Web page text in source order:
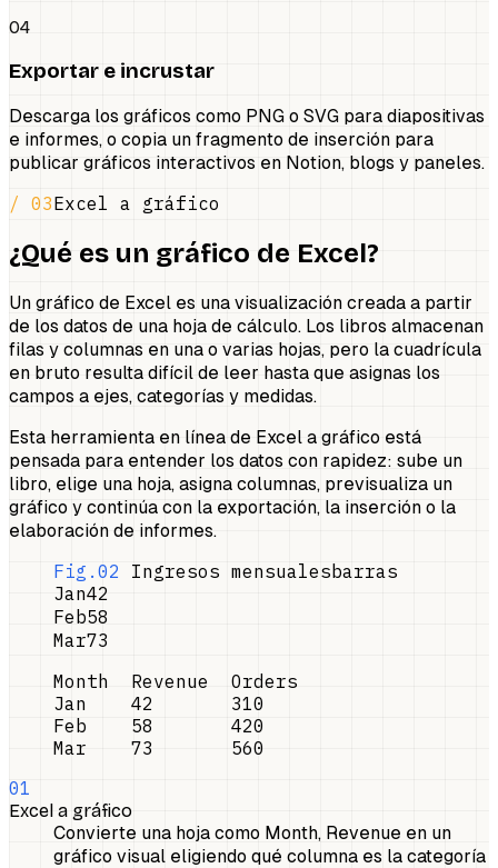
04
Exportar e incrustar
Descarga los gráficos como PNG o SVG para diapositivas
e informes, o copia un fragmento de inserción para
publicar gráficos interactivos en Notion, blogs y paneles.
/ 03Excel a gráfico
¿Qué es un gráfico de Excel?
Un gráfico de Excel es una visualización creada a partir
de los datos de una hoja de cálculo. Los libros almacenan
filas y columnas en una o varias hojas, pero la cuadrícula
en bruto resulta difícil de leer hasta que asignas los
campos a ejes, categorías y medidas.
Esta herramienta en línea de Excel a gráfico está
pensada para entender los datos con rapidez: sube un
libro, elige una hoja, asigna columnas, previsualiza un
gráfico y continúa con la exportación, la inserción o la
elaboración de informes.
Fig.02 Ingresos mensuales barras
Jan42
Feb58
Mar73
Month  Revenue  Orders
Jan    42       310
Feb    58       420
Mar    73       560
01
Excel a gráfico
Convierte una hoja como Month, Revenue en un
gráfico visual eligiendo qué columna es la categoría